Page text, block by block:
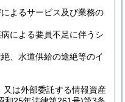
よるサービス及び業務の
による要員不足に伴うシ
、水道供給の途絶等のイ
又は外部委託する情報資産